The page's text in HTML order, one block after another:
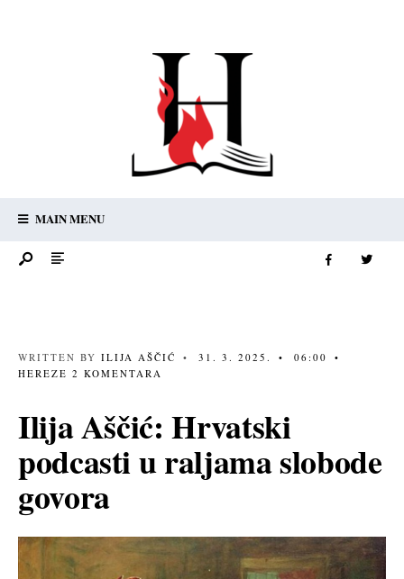
MAIN MENU
WRITTEN BY ILIJA AŠČIĆ • 31. 3. 2025. • 06:00
•
HEREZE 2 KOMENTARA
Ilija Aščić: Hrvatski
podcasti u raljama slobode
govora